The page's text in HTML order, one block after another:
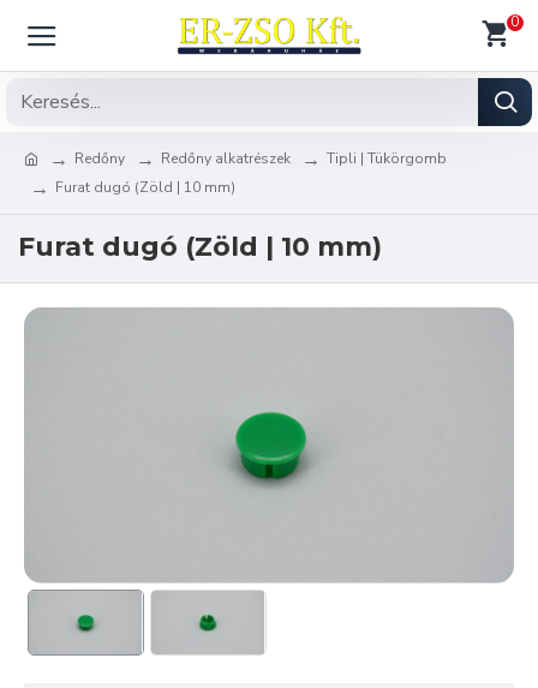
0
Redőny Redőny alkatrészek
Tipli | Tükörgomb
Furat dugó (Zöld | 10 mm)
Furat dugó (Zöld | 10 mm)